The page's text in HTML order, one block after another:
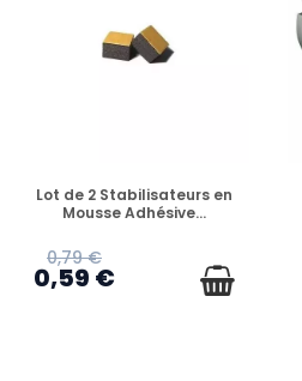
EN STOCK
Lot de 2 Stabilisateurs en
Mousse Adhésive...
0,79 €
0,59 €